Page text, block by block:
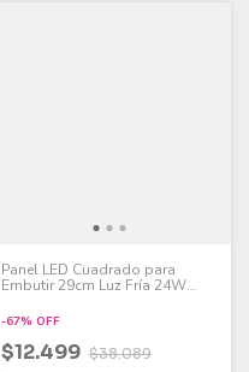
Panel LED Cuadrado para
Embutir 29cm Luz Fría 24W
-67% OFF
$12.499 $38.089